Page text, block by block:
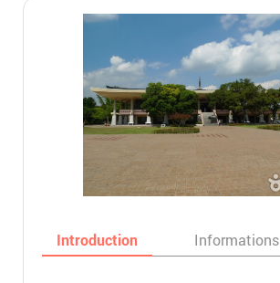
Introduction Informations